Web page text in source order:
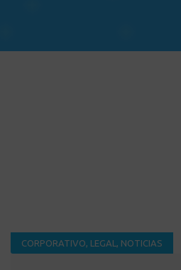
CORPORATIVO LEGAL NOTICIAS